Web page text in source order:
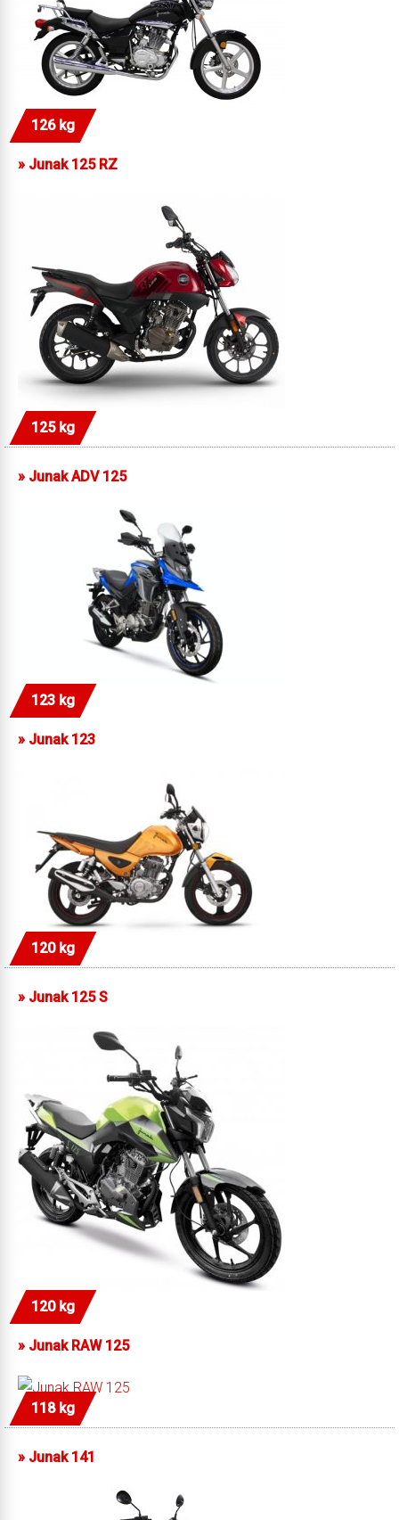
126 kg
» Junak 125 RZ
125 kg
» Junak ADV 125
123 kg
» Junak 123
120 kg
» Junak 125 S
120 kg
» Junak RAW 125
118 kg
» Junak 141